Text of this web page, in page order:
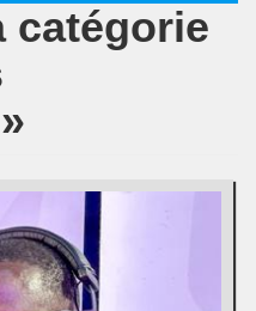
catégorie